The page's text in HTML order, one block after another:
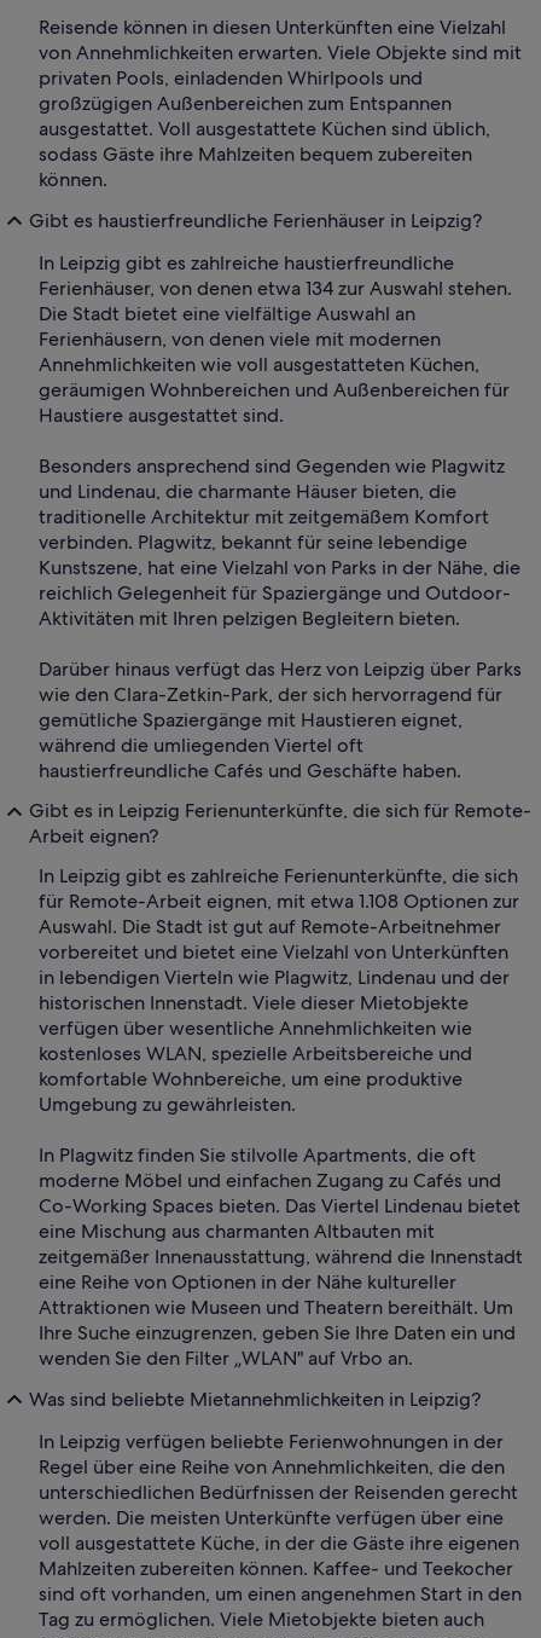
Reisende können in diesen Unterkünften eine Vielzahl
von Annehmlichkeiten erwarten. Viele Objekte sind mit
privaten Pools, einladenden Whirlpools und
großzügigen Außenbereichen zum Entspannen
ausgestattet. Voll ausgestattete Küchen sind üblich,
sodass Gäste ihre Mahlzeiten bequem zubereiten
können.
Gibt es haustierfreundliche Ferienhäuser in Leipzig?
In Leipzig gibt es zahlreiche haustierfreundliche
Ferienhäuser, von denen etwa 134 zur Auswahl stehen.
Die Stadt bietet eine vielfältige Auswahl an
Ferienhäusern, von denen viele mit modernen
Annehmlichkeiten wie voll ausgestatteten Küchen,
geräumigen Wohnbereichen und Außenbereichen für
Haustiere ausgestattet sind.
Besonders ansprechend sind Gegenden wie Plagwitz
und Lindenau, die charmante Häuser bieten, die
traditionelle Architektur mit zeitgemäßem Komfort
verbinden. Plagwitz, bekannt für seine lebendige
Kunstszene, hat eine Vielzahl von Parks in der Nähe, die
reichlich Gelegenheit für Spaziergänge und Outdoor-
Aktivitäten mit Ihren pelzigen Begleitern bieten.
Darüber hinaus verfügt das Herz von Leipzig über Parks
wie den Clara-Zetkin-Park, der sich hervorragend für
gemütliche Spaziergänge mit Haustieren eignet,
während die umliegenden Viertel oft
haustierfreundliche Cafés und Geschäfte haben.
Gibt es in Leipzig Ferienunterkünfte, die sich für Remote-
Arbeit eignen?
In Leipzig gibt es zahlreiche Ferienunterkünfte, die sich
für Remote-Arbeit eignen, mit etwa 1.108 Optionen zur
Auswahl. Die Stadt ist gut auf Remote-Arbeitnehmer
vorbereitet und bietet eine Vielzahl von Unterkünften
in lebendigen Vierteln wie Plagwitz, Lindenau und der
historischen Innenstadt. Viele dieser Mietobjekte
verfügen über wesentliche Annehmlichkeiten wie
kostenloses WLAN, spezielle Arbeitsbereiche und
komfortable Wohnbereiche, um eine produktive
Umgebung zu gewährleisten.
In Plagwitz finden Sie stilvolle Apartments, die oft
moderne Möbel und einfachen Zugang zu Cafés und
Co-Working Spaces bieten. Das Viertel Lindenau bietet
eine Mischung aus charmanten Altbauten mit
zeitgemäßer Innenausstattung, während die Innenstadt
eine Reihe von Optionen in der Nähe kultureller
Attraktionen wie Museen und Theatern bereithält. Um
Ihre Suche einzugrenzen, geben Sie Ihre Daten ein und
wenden Sie den Filter „WLAN" auf Vrbo an.
Was sind beliebte Mietannehmlichkeiten in Leipzig?
In Leipzig verfügen beliebte Ferienwohnungen in der
Regel über eine Reihe von Annehmlichkeiten, die den
unterschiedlichen Bedürfnissen der Reisenden gerecht
werden. Die meisten Unterkünfte verfügen über eine
voll ausgestattete Küche, in der die Gäste ihre eigenen
Mahlzeiten zubereiten können. Kaffee- und Teekocher
sind oft vorhanden, um einen angenehmen Start in den
Tag zu ermöglichen. Viele Mietobjekte bieten auch